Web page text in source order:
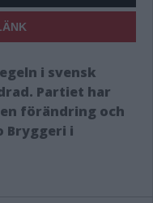
i svensk
Partiet har
förändring och
Bryggeri i